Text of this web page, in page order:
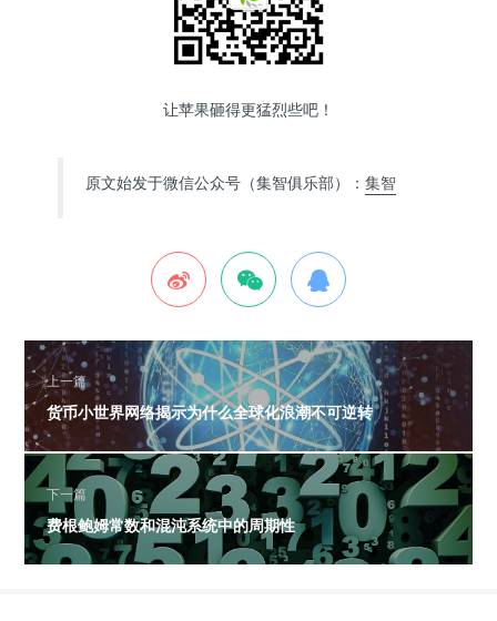
让苹果砸得更猛烈些吧！
原文始发于微信公众号（集智俱乐部）： 集智
上一篇
货币小世界网络揭示为什么全球化浪潮不可逆转
下一篇
费根鲍姆常数和混沌系统中的周期性